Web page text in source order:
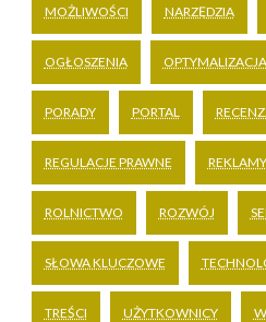
MOŻLIWOŚCI NARZĘDZIA
OGŁOSZENIA OPTYMALIZACJA
PORADY PORTAL
REGULACJE PRAWNE
ROLNICTWO ROZWÓJ
SŁOWA KLUCZOWE
TREŚCI UŻYTKOWNICY